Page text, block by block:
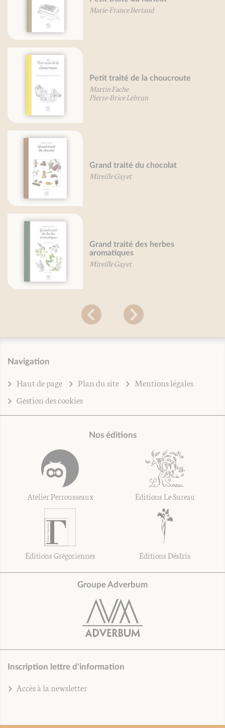
de la choucroute
du chocolat
des herbes
Petit traité
Petit traité
et de la frite
Navigation
Haut de page Plan du site
Mentions légales
Gestion des cookies
Nos éditions
Atelier Perrousseaux Éditions Le Sureau
Éditions Grégoriennes Éditions DésIris
Groupe Adverbum
Inscription lettre d'information
Accès à la newsletter